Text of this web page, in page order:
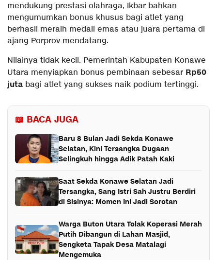
mendukung prestasi olahraga, Ikbar bahkan
mengumumkan bonus khusus bagi atlet yang
berhasil meraih medali emas atau juara pertama di
ajang Porprov mendatang.
Nilainya tidak kecil. Pemerintah Kabupaten Konawe
Utara menyiapkan bonus pembinaan sebesar Rp50
juta bagi atlet yang sukses naik podium tertinggi.
📖 BACA JUGA
Baru 8 Bulan Jadi Sekda Konawe
Selatan, Kini Tersangka Dugaan
Selingkuh hingga Adik Patah Kaki
Saat Sekda Konawe Selatan Jadi
Tersangka, Sang Istri Sah Justru Berdiri
di Sisinya: Momen Ini Jadi Sorotan
Warga Buton Utara Tolak Koperasi Merah
Putih Dibangun di Lahan Masjid,
Sengketa Tapak Desa Matalagi
Mengemuka